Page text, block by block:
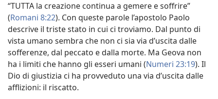
“TUTTA la creazione continua a gemere e soffrire”
(Romani 8:22). Con queste parole l’apostolo Paolo
descrive il triste stato in cui ci troviamo. Dal punto di
vista umano sembra che non ci sia via d’uscita dalle
sofferenze, dal peccato e dalla morte. Ma Geova non
ha i limiti che hanno gli esseri umani (Numeri 23:19). Il
Dio di giustizia ci ha provveduto una via d’uscita dalle
afflizioni: il riscatto.